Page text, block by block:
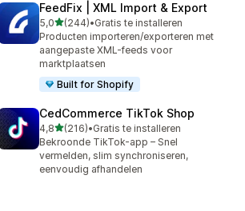
FeedFix | XML Import & Export
5,0van 5 sterren
(244)
244 recensies in totaal
•Gratis te installeren
Producten importeren/exporteren met
aangepaste XML-feeds voor
marktplaatsen
Built for Shopify
CedCommerce TikTok Shop
4,8van 5 sterren
(216)
216 recensies in totaal
•Gratis te installeren
Bekroonde TikTok-app – Snel
vermelden, slim synchroniseren,
eenvoudig afhandelen